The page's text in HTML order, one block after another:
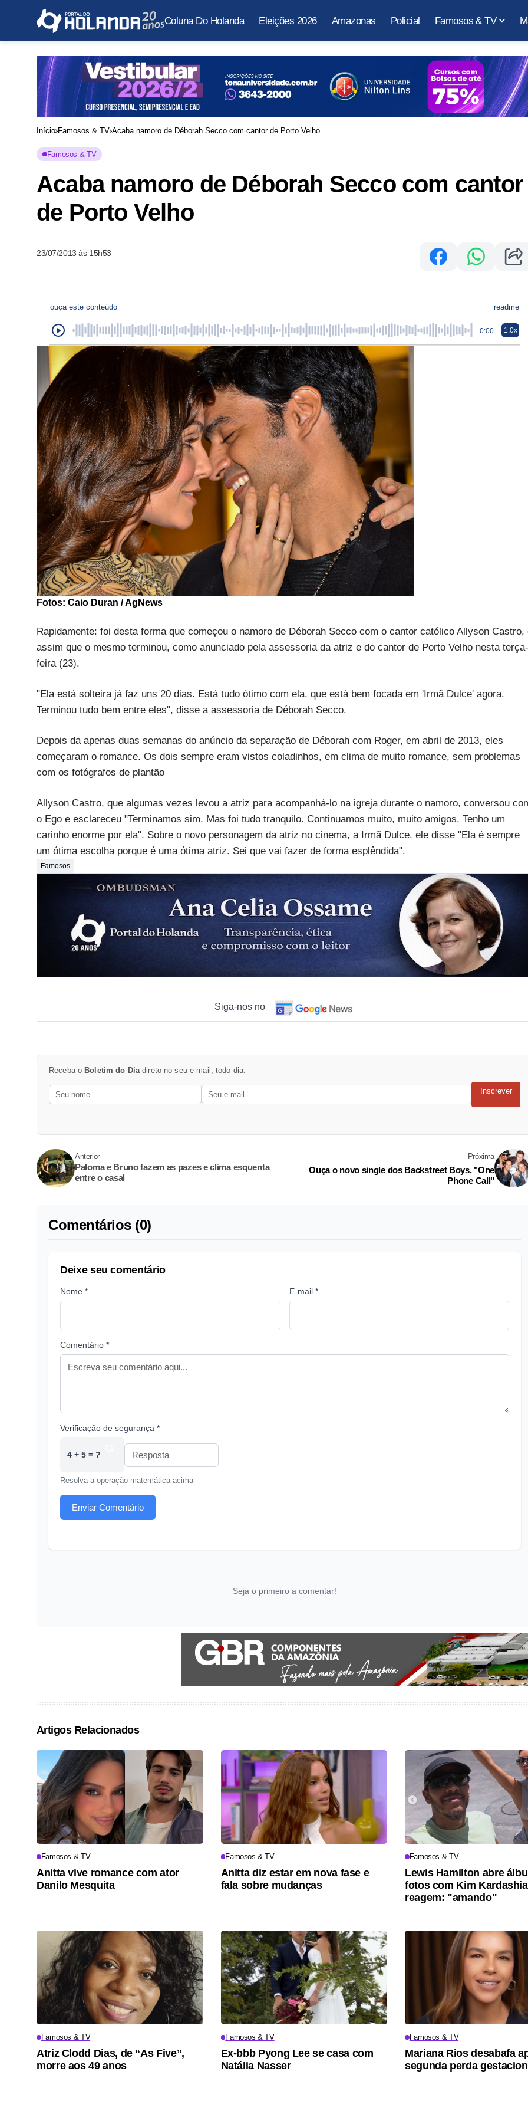
Coluna Do Holanda Eleições 2026 Amazonas Policial Famosos & TV
Início Famosos & TV Acaba namoro de Déborah Secco com cantor de Porto Velho
Famosos & TV
Acaba namoro de Déborah Secco com cantor
de Porto Velho
23/07/2013 às 15h53
ouça este conteúdo readme
0:00 1.0x
Fotos: Caio Duran / AgNews
Rapidamente: foi desta forma que começou o namoro de Déborah Secco com o cantor católico Allyson Castro,
assim que o mesmo terminou, como anunciado pela assessoria da atriz e do cantor de Porto Velho nesta terça-
feira (23).
"Ela está solteira já faz uns 20 dias. Está tudo ótimo com ela, que está bem focada em 'Irmã Dulce' agora.
Terminou tudo bem entre eles", disse a assessoria de Déborah Secco.
Depois da apenas duas semanas do anúncio da separação de Déborah com Roger, em abril de 2013, eles
começaram o romance. Os dois sempre eram vistos coladinhos, em clima de muito romance, sem problemas
com os fotógrafos de plantão
Allyson Castro, que algumas vezes levou a atriz para acompanhá-lo na igreja durante o namoro, conversou
o Ego e esclareceu "Terminamos sim. Mas foi tudo tranquilo. Continuamos muito, muito amigos. Tenho um
carinho enorme por ela". Sobre o novo personagem da atriz no cinema, a Irmã Dulce, ele disse "Ela é sempre
um ótima escolha porque é uma ótima atriz. Sei que vai fazer de forma esplêndida".
Famosos
Siga-nos no
Receba o Boletim do Diadireto no seu e-mail, todo dia.
Inscrever
Anterior
Paloma e Bruno fazem as pazes e clima esquenta
entre o casal
Próxima
Ouça o novo single dos Backstreet Boys, "One
Phone Call"
Comentários (0)
Deixe seu comentário
Nome * E-mail *
Comentário *
Verificação de segurança *
4 + 5 = ?
Resolva a operação matemática acima
Enviar Comentário
Seja o primeiro a comentar!
Artigos Relacionados
Famosos & TV
Anitta vive romance com ator
Danilo Mesquita
Famosos & TV
Anitta diz estar em nova fase e
fala sobre mudanças
Famosos & TV
Lewis Hamilton abre
fotos com Kim
reagem: "amando"
Famosos & TV
Atriz Clodd Dias, de “As Five”,
morre aos 49 anos
Famosos & TV
Ex-bbb Pyong Lee se casa com
Natália Nasser
Famosos & TV
Mariana Rios desabafa
segunda perda